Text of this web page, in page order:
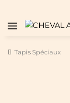
Tapis Spéciaux